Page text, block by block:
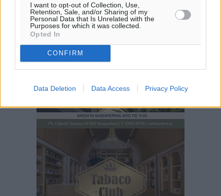
I want to opt-out of Collection, Use,
Retention, Sale, and/or Sharing of my
Personal Data that Is Unrelated with the
Purposes for which it was collected.
Opted In
CONFIRM
Data Deletion Data Access Privacy Policy